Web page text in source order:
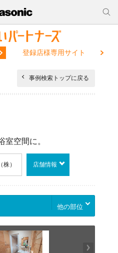
登録店様専用サイト
事例検索トップに戻る
室空間に。
） 店舗情報
他の部位